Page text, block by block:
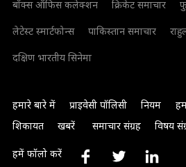
बॉक्स ऑफिस कलेक्शन
क्रिकेट समाचार
लेटेस्ट स्मार्टफोन्स
पाकिस्तान समाचार
दक्षिण भारतीय सिनेमा
हमारे बारे में प्राइवेसी पॉलिसी नियम
शिकायत
खबरें समाचार संग्रह विषय
हमें फॉलो करें